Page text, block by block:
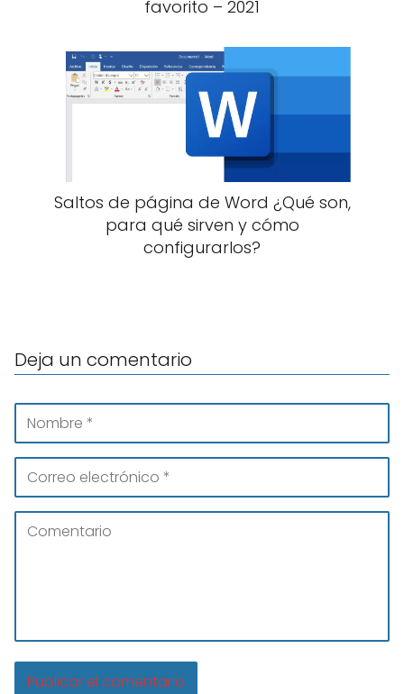
favorito – 2021
Saltos de página de Word ¿Qué son,
para qué sirven y cómo
configurarlos?
Deja un comentario